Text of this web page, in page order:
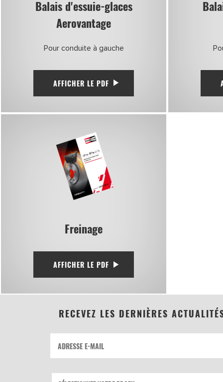
Balais d'essuie-glaces
Aerovantage
Pour conduite à gauche
AFFICHER LE PDF
Freinage
AFFICHER LE PDF
RECEVEZ LES DERNIÈRES